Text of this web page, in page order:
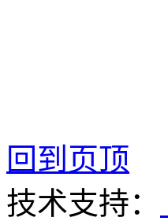
回到页顶
技术支持：